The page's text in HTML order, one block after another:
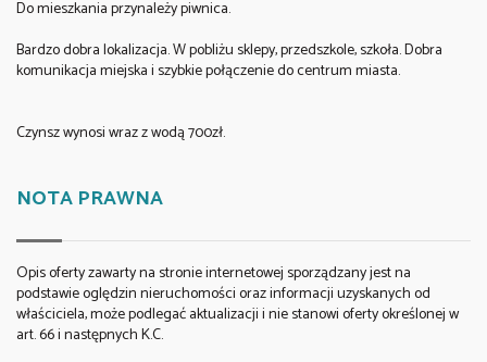
Do mieszkania przynależy piwnica.
Bardzo dobra lokalizacja. W pobliżu sklepy, przedszkole, szkoła. Dobra
komunikacja miejska i szybkie połączenie do centrum miasta.
Czynsz wynosi wraz z wodą 700zł.
NOTA PRAWNA
Opis oferty zawarty na stronie internetowej sporządzany jest na
podstawie oględzin nieruchomości oraz informacji uzyskanych od
właściciela, może podlegać aktualizacji i nie stanowi oferty określonej w
art. 66 i następnych K.C.